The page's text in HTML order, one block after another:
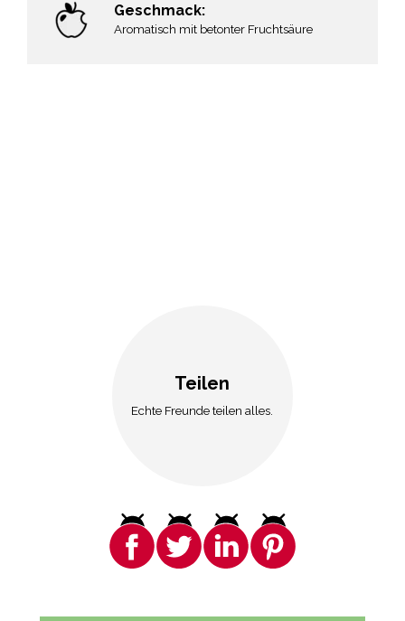
Geschmack:
Aromatisch mit betonter Fruchtsäure
Teilen
Echte Freunde teilen alles.